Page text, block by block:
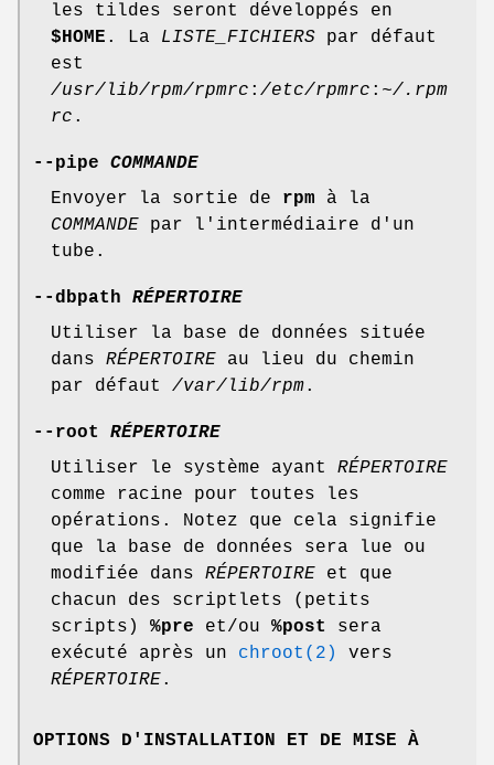
les tildes seront développés en
$HOME . La LISTE_FICHIERS par défaut
est
/usr/lib/rpm/rpmrc : /etc/rpmrc : ~/.rpm
rc .
--pipe COMMANDE
Envoyer la sortie de rpm à la
COMMANDE par l'intermédiaire d'un
tube.
--dbpath RÉPERTOIRE
Utiliser la base de données située
dans RÉPERTOIRE au lieu du chemin
par défaut /var/lib/rpm.
--root RÉPERTOIRE
Utiliser le système ayant RÉPERTOIRE
comme racine pour toutes les
opérations. Notez que cela signifie
que la base de données sera lue ou
modifiée dans RÉPERTOIRE et que
chacun des scriptlets (petits
scripts) %pre et/ou %post
sera
exécuté après un chroot(2)
vers
RÉPERTOIRE.
OPTIONS D'INSTALLATION ET DE MISE À